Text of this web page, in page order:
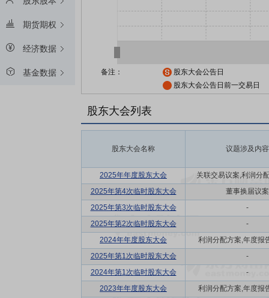
期货期权
经济数据
基金数据 备注：
股东大会公告日
股东大会公告日前一交易日
股东大会列表
股东大会名称 议题涉及内容
2025年年度股东大会
关联交易议案,利润分
2025年第4次临时股东大会
董事换届议案
2025年第3次临时股东大会
-
2025年第2次临时股东大会
-
2024年年度股东大会
利润分配方案,年度报
2025年第1次临时股东大会
-
2024年第1次临时股东大会
-
2023年年度股东大会
利润分配方案,年度报